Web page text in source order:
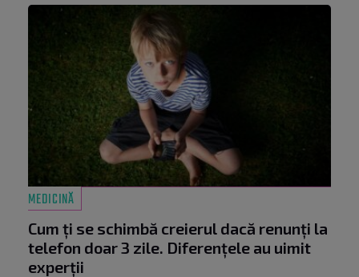
MEDICINĂ
Cum ți se schimbă creierul dacă renunți la
telefon doar 3 zile. Diferențele au uimit
experții